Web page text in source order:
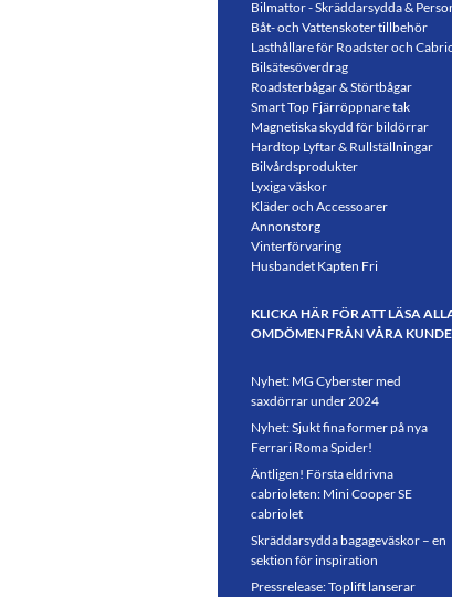
Bilmattor - Skräddarsydda &
Båt- och Vattenskoter tillbehör
Lasthållare för Roadster och
Bilsätesöverdrag
Roadsterbågar & Störtbågar
Smart Top Fjärröppnare tak
Magnetiska skydd för bildörrar
Hardtop Lyftar & Rullställningar
Bilvårdsprodukter
Lyxiga väskor
Kläder och Accessoarer
Annonstorg
Vinterförvaring
Husbandet Kapten Fri
KLICKA HÄR FÖR ATT LÄSA
OMDÖMEN FRÅN VÅRA
Nyhet: MG Cyberster med
saxdörrar under 2024
Nyhet: Sjukt fina former på nya
Ferrari Roma Spider!
Äntligen! Första eldrivna
cabrioleten: Mini Cooper SE
cabriolet
Skräddarsydda bagageväskor – en
sektion för inspiration
Pressrelease: Toplift lanserar